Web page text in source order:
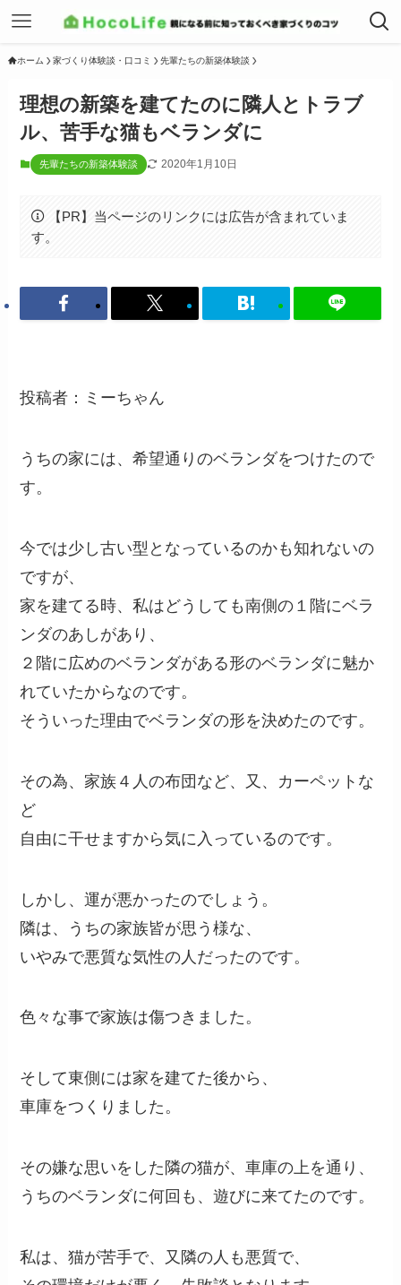
ホーム 家づくり体験談・口コミ 先輩たちの新築体験談
理想の新築を建てたのに隣人とトラブ
ル、苦手な猫もベランダに
先輩たちの新築体験談 2020年1月10日
【PR】当ページのリンクには広告が含まれていま
す。
投稿者：ミーちゃん
うちの家には、希望通りのベランダをつけたので
す。
今では少し古い型となっているのかも知れないの
ですが、
家を建てる時、私はどうしても南側の１階にベラ
ンダのあしがあり、
２階に広めのベランダがある形のベランダに魅か
れていたからなのです。
そういった理由でベランダの形を決めたのです。
その為、家族４人の布団など、又、カーペットな
ど
自由に干せますから気に入っているのです。
しかし、運が悪かったのでしょう。
隣は、うちの家族皆が思う様な、
いやみで悪質な気性の人だったのです。
色々な事で家族は傷つきました。
そして東側には家を建てた後から、
車庫をつくりました。
その嫌な思いをした隣の猫が、車庫の上を通り、
うちのベランダに何回も、遊びに来てたのです。
私は、猫が苦手で、又隣の人も悪質で、